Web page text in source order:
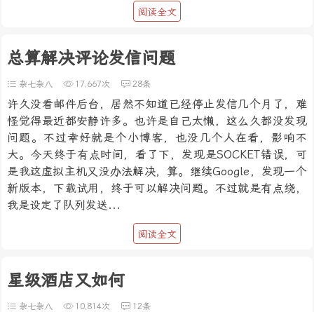
阅读全文
总算解决评论发信问题
杂七杂八 17,667次 28条
许久没看邮件后台，居然不知道已经停止发信几个月了，难
怪觉得最近都安静许多。也许是自己太懒，这么久都没发现
问题。不过幸好就是个小博客，也没几个人在看，影响不
大。今天终于有点时间，看了下，发现是SOCKET错误，可
是我这虚拟主机又没办法解决，算。继续Google，发现一个
新版本，下载试用，终于可以解决问题。不过就是有点绕，
我是设定了队列发送...
阅读全文
星级酒店又如何
杂七杂八 10,814次 12条